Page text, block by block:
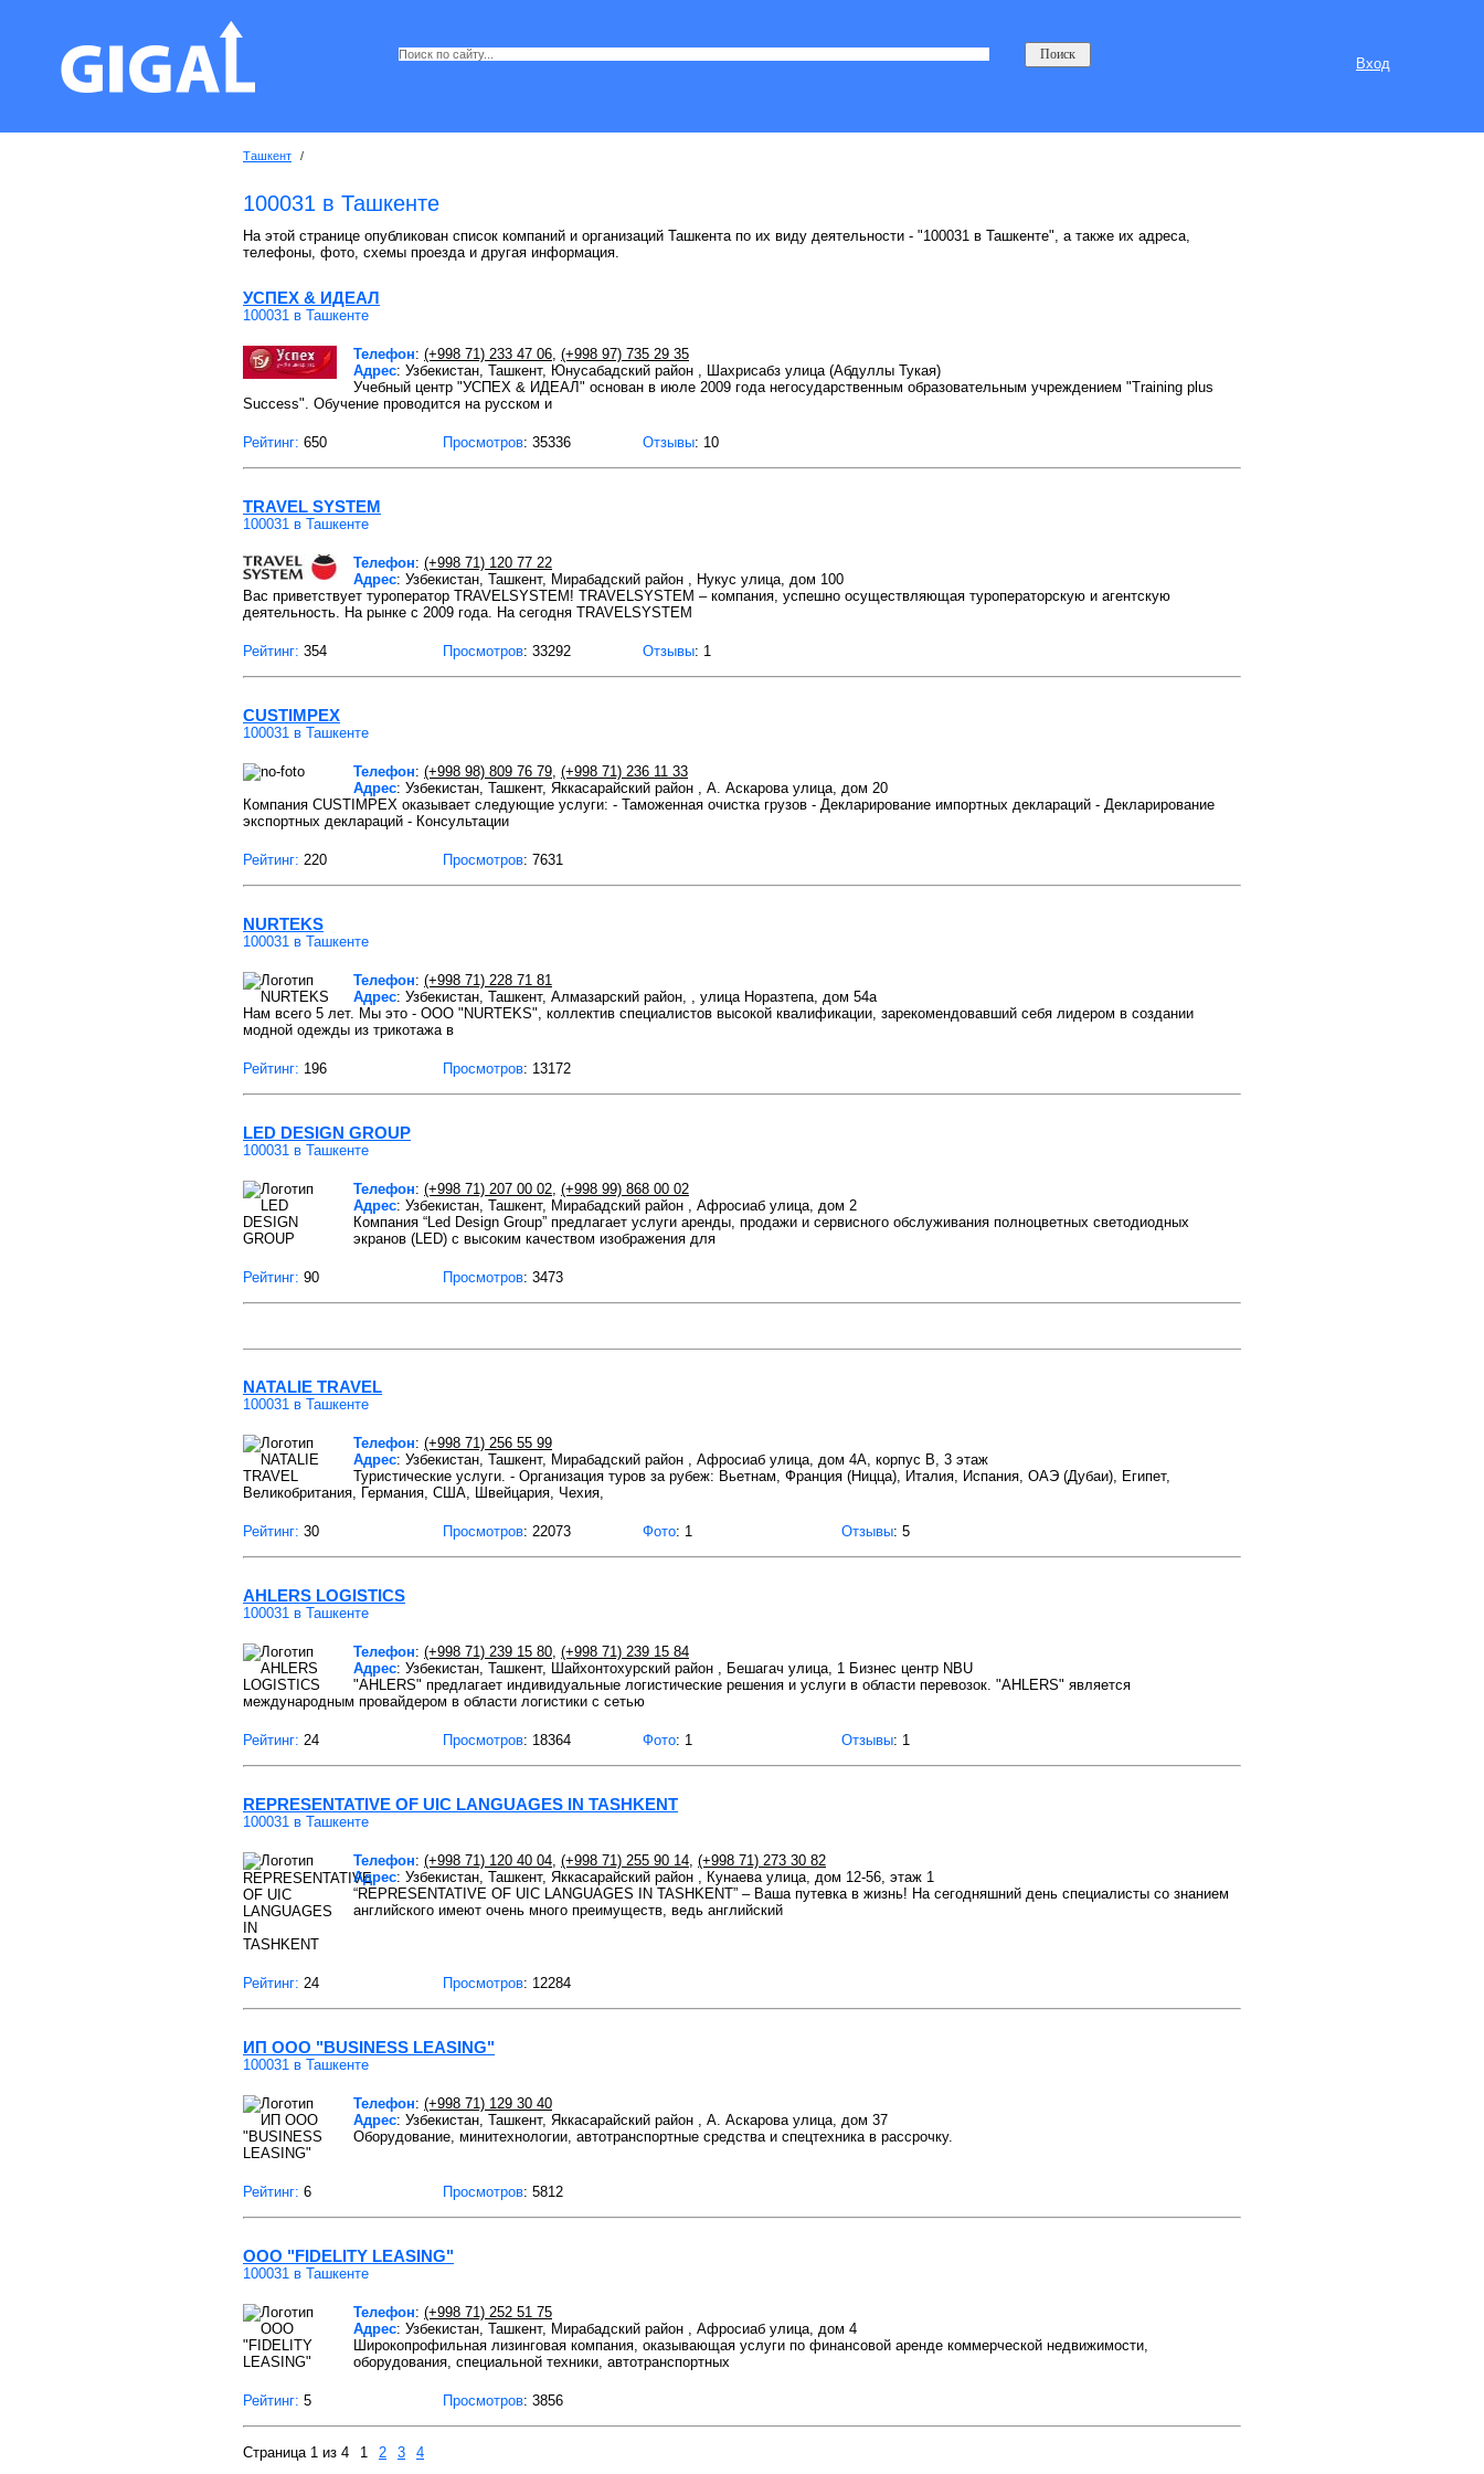
Вход
Ташкент /
100031 в Ташкенте
На этой странице опубликован список компаний и организаций Ташкента по их виду деятельности - "100031 в Ташкенте", а также их адреса,
телефоны, фото, схемы проезда и другая информация.
УСПЕХ & ИДЕАЛ
100031 в Ташкенте
Телефон: (+998 71) 233 47 06, (+998 97) 735 29 35
Адрес: Узбекистан, Ташкент, Юнусабадский район , Шахрисабз улица (Абдуллы Тукая)
Учебный центр "УСПЕХ & ИДЕАЛ" основан в июле 2009 года негосударственным образовательным учреждением "Training plus
Success". Обучение проводится на русском и
Рейтинг: 650 Просмотров: 35336 Отзывы: 10
TRAVEL SYSTEM
100031 в Ташкенте
Телефон: (+998 71) 120 77 22
Адрес: Узбекистан, Ташкент, Мирабадский район , Нукус улица, дом 100
Вас приветствует туроператор TRAVELSYSTEM! TRAVELSYSTEM – компания, успешно осуществляющая туроператорскую и агентскую
деятельность. На рынке с 2009 года. На сегодня TRAVELSYSTEM
Рейтинг: 354 Просмотров: 33292 Отзывы: 1
CUSTIMPEX
100031 в Ташкенте
Телефон: (+998 98) 809 76 79, (+998 71) 236 11 33
Адрес: Узбекистан, Ташкент, Яккасарайский район , А. Аскарова улица, дом 20
Компания CUSTIMPEX оказывает следующие услуги: - Таможенная очистка грузов - Декларирование импортных деклараций - Декларирование
экспортных деклараций - Консультации
Рейтинг: 220 Просмотров: 7631
NURTEKS
100031 в Ташкенте
Телефон: (+998 71) 228 71 81
Адрес: Узбекистан, Ташкент, Алмазарский район, , улица Норазтепа, дом 54а
Нам всего 5 лет. Мы это - ООО "NURTEKS", коллектив специалистов высокой квалификации, зарекомендовавший себя лидером в создании
модной одежды из трикотажа в
Рейтинг: 196 Просмотров: 13172
LED DESIGN GROUP
100031 в Ташкенте
Телефон: (+998 71) 207 00 02, (+998 99) 868 00 02
Адрес: Узбекистан, Ташкент, Мирабадский район , Афросиаб улица, дом 2
Компания “Led Design Group” предлагает услуги аренды, продажи и сервисного обслуживания полноцветных светодиодных
экранов (LED) с высоким качеством изображения для
Рейтинг: 90 Просмотров: 3473
NATALIE TRAVEL
100031 в Ташкенте
Телефон: (+998 71) 256 55 99
Адрес: Узбекистан, Ташкент, Мирабадский район , Афросиаб улица, дом 4А, корпус В, 3 этаж
Туристические услуги. - Организация туров за рубеж: Вьетнам, Франция (Ницца), Италия, Испания, ОАЭ (Дубаи), Египет,
Великобритания, Германия, США, Швейцария, Чехия,
Рейтинг: 30 Просмотров: 22073 Фото: 1 Отзывы: 5
AHLERS LOGISTICS
100031 в Ташкенте
Телефон: (+998 71) 239 15 80, (+998 71) 239 15 84
Адрес: Узбекистан, Ташкент, Шайхонтохурский район , Бешагач улица, 1 Бизнес центр NBU
"AHLERS" предлагает индивидуальные логистические решения и услуги в области перевозок. "AHLERS" является
международным провайдером в области логистики с сетью
Рейтинг: 24 Просмотров: 18364 Фото: 1 Отзывы: 1
REPRESENTATIVE OF UIC LANGUAGES IN TASHKENT
100031 в Ташкенте
Телефон: (+998 71) 120 40 04, (+998 71) 255 90 14, (+998 71) 273 30 82
Адрес: Узбекистан, Ташкент, Яккасарайский район , Кунаева улица, дом 12-56, этаж 1
“REPRESENTATIVE OF UIC LANGUAGES IN TASHKENT” – Ваша путевка в жизнь! На сегодняшний день специалисты со знанием
английского имеют очень много преимуществ, ведь английский
Рейтинг: 24 Просмотров: 12284
ИП ООО "BUSINESS LEASING"
100031 в Ташкенте
Телефон: (+998 71) 129 30 40
Адрес: Узбекистан, Ташкент, Яккасарайский район , А. Аскарова улица, дом 37
Оборудование, минитехнологии, автотранспортные средства и спецтехника в рассрочку.
Рейтинг: 6 Просмотров: 5812
ООО "FIDELITY LEASING"
100031 в Ташкенте
Телефон: (+998 71) 252 51 75
Адрес: Узбекистан, Ташкент, Мирабадский район , Афросиаб улица, дом 4
Широкопрофильная лизинговая компания, оказывающая услуги по финансовой аренде коммерческой недвижимости,
оборудования, специальной техники, автотранспортных
Рейтинг: 5 Просмотров: 3856
Страница 1 из 4 1 2 3 4